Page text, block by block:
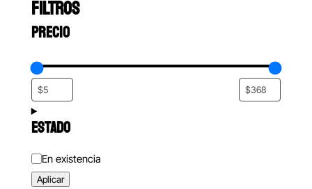
FILTROS
PRECIO
ESTADO
Estado
En existencia
Aplicar